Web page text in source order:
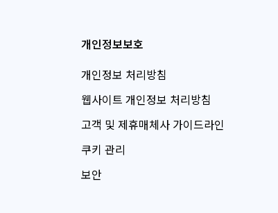
개인정보보호
개인정보 처리방침
웹사이트 개인정보 처리방침
고객 및 제휴매체사 가이드라인
쿠키 관리
보안